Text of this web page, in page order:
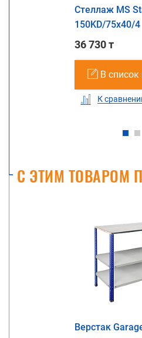
Стеллаж MS
150KD/75x40/4
36 730 т
В список
К
С ЭТИМ ТОВАРОМ
Верстак